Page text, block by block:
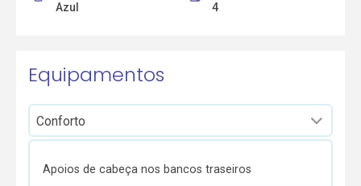
Azul
4
Equipamentos
Apoios de cabeça nos bancos traseiros